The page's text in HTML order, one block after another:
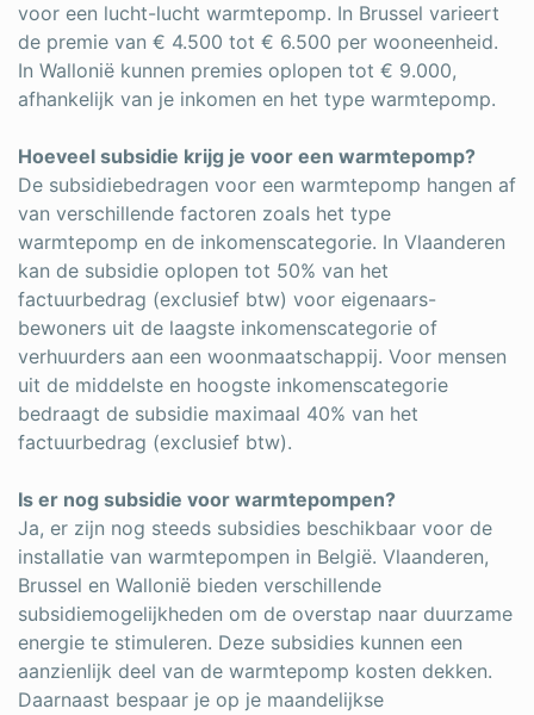
voor een lucht-lucht warmtepomp. In Brussel varieert
de premie van € 4.500 tot € 6.500 per wooneenheid.
In Wallonië kunnen premies oplopen tot € 9.000,
afhankelijk van je inkomen en het type warmtepomp.
Hoeveel subsidie krijg je voor een warmtepomp?
De subsidiebedragen voor een warmtepomp hangen af
van verschillende factoren zoals het type
warmtepomp en de inkomenscategorie. In Vlaanderen
kan de subsidie oplopen tot 50% van het
factuurbedrag (exclusief btw) voor eigenaars-
bewoners uit de laagste inkomenscategorie of
verhuurders aan een woonmaatschappij. Voor mensen
uit de middelste en hoogste inkomenscategorie
bedraagt de subsidie maximaal 40% van het
factuurbedrag (exclusief btw).
Is er nog subsidie voor warmtepompen?
Ja, er zijn nog steeds subsidies beschikbaar voor de
installatie van warmtepompen in België. Vlaanderen,
Brussel en Wallonië bieden verschillende
subsidiemogelijkheden om de overstap naar duurzame
energie te stimuleren. Deze subsidies kunnen een
aanzienlijk deel van de warmtepomp kosten dekken.
Daarnaast bespaar je op je maandelijkse